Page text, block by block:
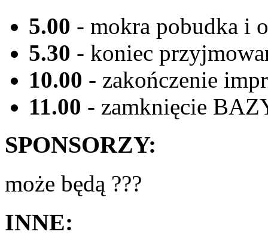
5.00 - mokra pobudka i
5.30 - koniec
10.00 - zakończenie
11.00 - zamknięcie
SPONSORZY:
może będą ???
INNE: